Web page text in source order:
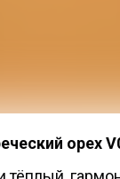
орех